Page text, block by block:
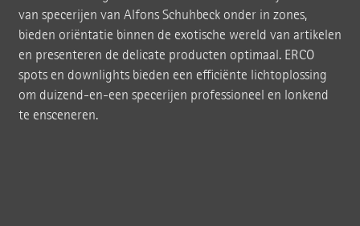
van specerijen van Alfons Schuhbeck onder in zones,
bieden oriëntatie binnen de exotische wereld van artikelen
en presenteren de delicate producten optimaal. ERCO
spots en downlights bieden een efficiënte lichtoplossing
om duizend-en-een specerijen professioneel en lonkend
te ensceneren.